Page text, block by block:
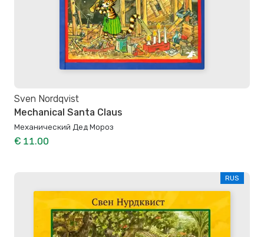
Sven Nordqvist
Mechanical Santa Claus
Механический Дед Мороз
€ 11.00
RUS